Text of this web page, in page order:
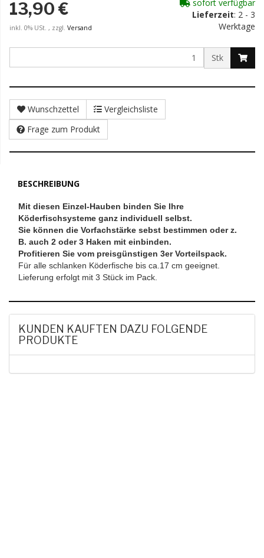
13,90 €
inkl. 0% USt. , zzgl. Versand
sofort verfügbar
Lieferzeit: 2 - 3
Werktage
Stk
Wunschzettel
Vergleichsliste
Frage zum Produkt
BESCHREIBUNG
Mit diesen Einzel-Hauben binden Sie Ihre
Köderfischsysteme ganz individuell selbst.
Sie können die Vorfachstärke sebst bestimmen oder z.
B. auch 2 oder 3 Haken mit einbinden.
Profitieren Sie vom preisgünstigen 3er Vorteilspack.
Für alle schlanken Köderfische bis ca.17 cm geeignet.
Lieferung erfolgt mit 3 Stück im Pack.
KUNDEN KAUFTEN DAZU FOLGENDE
PRODUKTE